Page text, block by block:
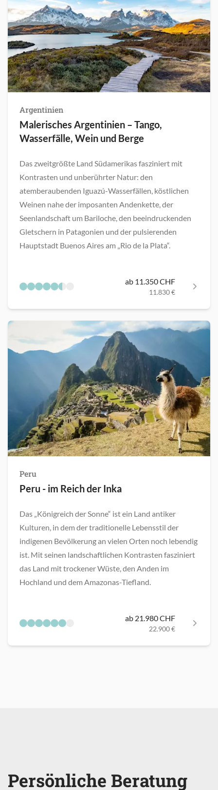
Argentinien
Malerisches Argentinien – Tango,
Wasserfälle, Wein und Berge
Das zweitgrößte Land Südamerikas fasziniert mit
Kontrasten und unberührter Natur: den
atemberaubenden Iguazú-Wasserfällen, köstlichen
Weinen nahe der imposanten Andenkette, der
Seenlandschaft um Bariloche, den beeindruckenden
Gletschern in Patagonien und der pulsierenden
Hauptstadt Buenos Aires am „Rio de la Plata“.
ab 11.350 CHF
11.830 €
Peru
Peru - im Reich der Inka
Das „Königreich der Sonne“ ist ein Land antiker
Kulturen, in dem der traditionelle Lebensstil der
indigenen Bevölkerung an vielen Orten noch lebendig
ist. Mit seinen landschaftlichen Kontrasten fasziniert
das Land mit trockener Wüste, den Anden im
Hochland und dem Amazonas-Tiefland.
ab 21.980 CHF
22.900 €
Persönliche Beratung